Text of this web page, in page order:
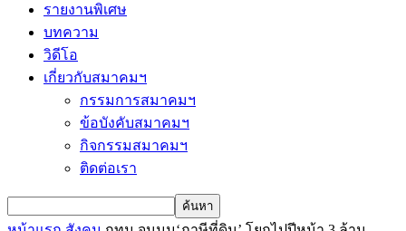
รายงานพิเศษ
บทความ
วิดีโอ
เกี่ยวกับสมาคมฯ
กรรมการสมาคมฯ
ข้อบังคับสมาคมฯ
กิจกรรมสมาคมฯ
ติดต่อเรา